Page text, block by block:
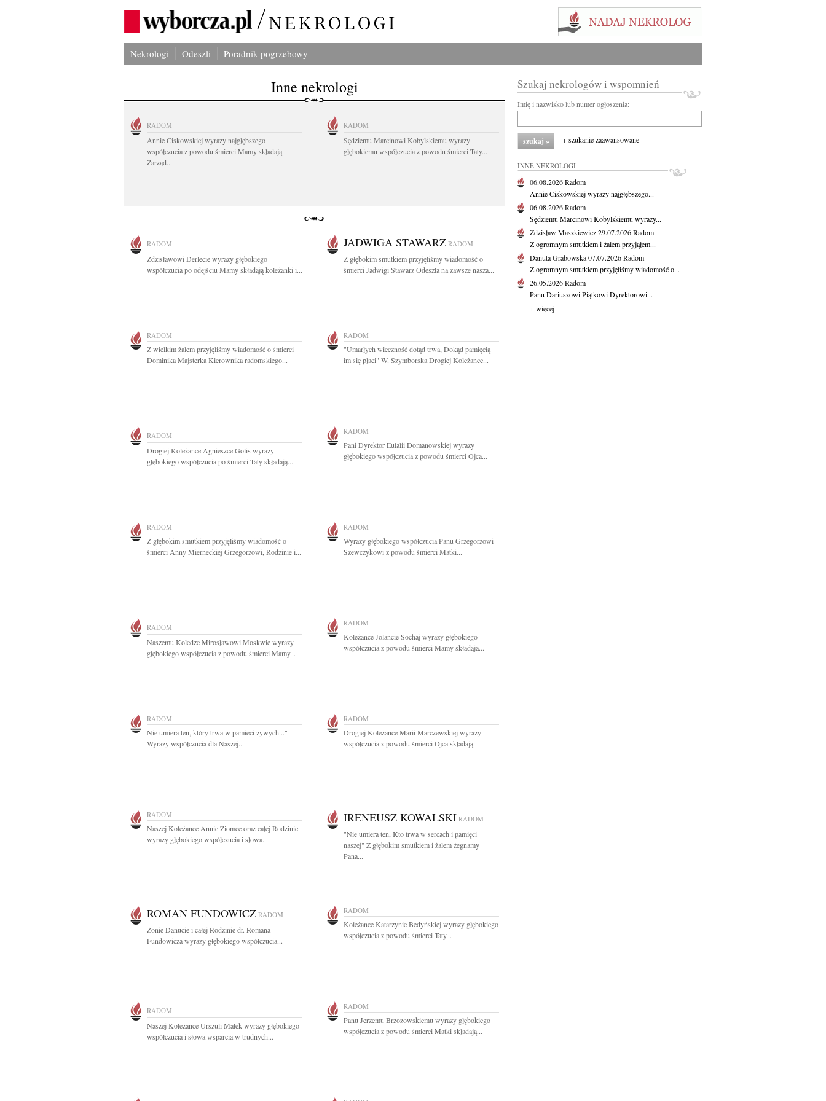
Nekrologi Odeszli Poradnik pogrzebowy
Inne nekrologi
RADOM
Annie Ciskowskiej wyrazy najgłębszego
współczucia z powodu śmierci Mamy składają
Zarząd...
RADOM
Sędziemu Marcinowi Kobylskiemu wyrazy
głębokiemu współczucia z powodu śmierci Taty...
RADOM
Zdzisławowi Derlecie wyrazy głębokiego
współczucia po odejściu Mamy składają koleżanki i...
JADWIGA STAWARZ RADOM
Z głębokim smutkiem przyjęliśmy wiadomość o
śmierci Jadwigi Stawarz Odeszła na zawsze nasza...
RADOM
Z wielkim żalem przyjęliśmy wiadomość o śmierci
Dominika Majsterka Kierownika radomskiego...
RADOM
"Umarłych wieczność dotąd trwa, Dokąd pamięcią
im się płaci" W. Szymborska Drogiej Koleżance...
RADOM
Drogiej Koleżance Agnieszce Golis wyrazy
głębokiego współczucia po śmierci Taty składają...
RADOM
Pani Dyrektor Eulalii Domanowskiej wyrazy
głębokiego współczucia z powodu śmierci Ojca...
RADOM
Z głębokim smutkiem przyjęliśmy wiadomość o
śmierci Anny Mierneckiej Grzegorzowi, Rodzinie i...
RADOM
Wyrazy głębokiego współczucia Panu Grzegorzowi
Szewczykowi z powodu śmierci Matki...
RADOM
Naszemu Koledze Mirosławowi Moskwie wyrazy
głębokiego współczucia z powodu śmierci Mamy...
RADOM
Koleżance Jolancie Sochaj wyrazy głębokiego
współczucia z powodu śmierci Mamy składają...
RADOM
Nie umiera ten, który trwa w pamieci żywych..."
Wyrazy współczucia dla Naszej...
RADOM
Drogiej Koleżance Marii Marczewskiej wyrazy
współczucia z powodu śmierci Ojca składają...
RADOM
Naszej Koleżance Annie Ziomce oraz całej Rodzinie
wyrazy głębokiego współczucia i słowa...
IRENEUSZ KOWALSKI RADOM
"Nie umiera ten, Kto trwa w sercach i pamięci
naszej" Z głębokim smutkiem i żalem żegnamy
Pana...
ROMAN FUNDOWICZ RADOM
Żonie Danucie i całej Rodzinie dr. Romana
Fundowicza wyrazy głębokiego współczucia...
RADOM
Koleżance Katarzynie Bedyńskiej wyrazy głębokiego
współczucia z powodu śmierci Taty...
RADOM
Naszej Koleżance Urszuli Małek wyrazy głębokiego
współczucia i słowa wsparcia w trudnych...
RADOM
Panu Jerzemu Brzozowskiemu wyrazy głębokiego
współczucia z powodu śmierci Matki składają...
Szukaj nekrologów i wspomnień
Imię i nazwisko lub numer ogłoszenia:
+ szukanie zaawansowane
INNE NEKROLOGI
06.08.2026Radom
Annie Ciskowskiej wyrazy najgłębszego...
06.08.2026Radom
Sędziemu Marcinowi Kobylskiemu wyrazy...
Zdzisław Maszkiewicz29.07.2026Radom
Z ogromnym smutkiem i żalem przyjąłem...
Danuta Grabowska07.07.2026Radom
Z ogromnym smutkiem przyjęliśmy wiadomość o...
26.05.2026Radom
Panu Dariuszowi Piątkowi Dyrektorowi...
+ więcej